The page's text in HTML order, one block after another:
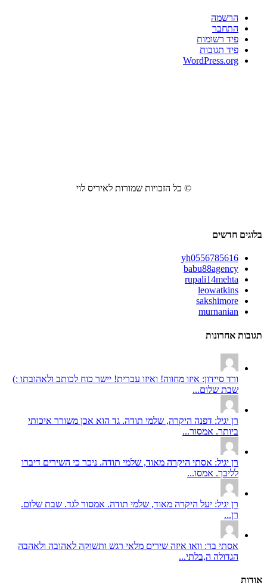
הרשמה
התחבר
פיד רשומות
פיד תגובות
WordPress.org
© כל הזכויות שמורות לאיריס לוי
בלוגים חדשים
yh0556785616
babu88agency
rupali14mehta
leowatkins
sakshimore
murnanian
תגובות אחרונות
ורד סיידון: איזו מחווה! ואיזו עברית! יישר כוח לכותב ולאהובתו :)
שבת שלום...
רן יגיל: דפנה היקרה, שלמי תודה. גד הוא אכן משורר איכותי
ביותר. אמסור...
רן יגיל: אסתי היקרה מאוד, שלמי תודה. ניכר כי השירים דיברו
לליבך. אמסו...
רן יגיל: יעל היקרה מאוד, שלמי תודה. אמסור לגד. שבת שלום.
רן...
אסתי בר: וואו איזה שירים מלאי רגש ותשוקה לאהובה ולאהבה
הגדולה ה,בלתי...
אודות